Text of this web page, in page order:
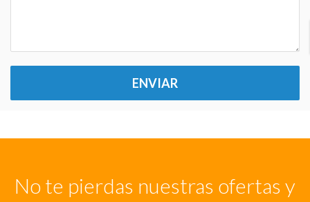
ENVIAR
No te pierdas nuestras ofertas y